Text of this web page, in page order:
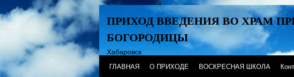
ПРИХОД ВВЕДЕНИЯ ВО ХРАМ
БОГОРОДИЦЫ
Хабаровск
ГЛАВНАЯ О ПРИХОДЕ ВОСКРЕСНАЯ ШКОЛА